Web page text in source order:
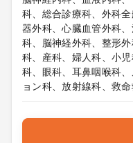
科、総合診療科、外科
器外科、心臓血管外科
科、脳神経外科、整形
科、産科、婦人科、小
科、眼科、耳鼻咽喉科
ョン科、放射線科、救